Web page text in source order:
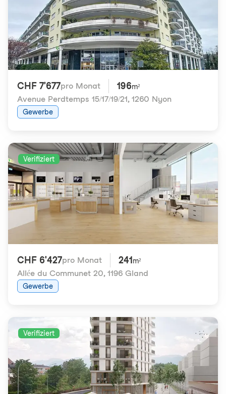
CHF 7'677pro Monat 196m²
Avenue Perdtemps 15/17/19/21, 1260 Nyon
Gewerbe
Verifiziert
CHF 6'427pro Monat 241 m²
Allée du Communet 20, 1196 Gland
Gewerbe
Verifiziert